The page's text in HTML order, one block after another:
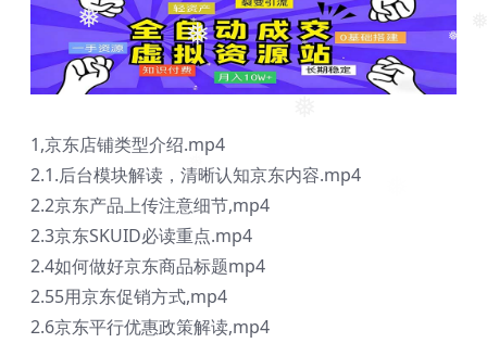
❅
❅
❅
❅
1,京东店铺类型介绍.mp4
2.1.后台模块解读，清晰认知京东内容.mp4
2.2京东产品上传注意细节,mp4
2.3京东SKUID必读重点.mp4
2.4如何做好京东商品标题mp4
2.55用京东促销方式,mp4
2.6京东平行优惠政策解读,mp4